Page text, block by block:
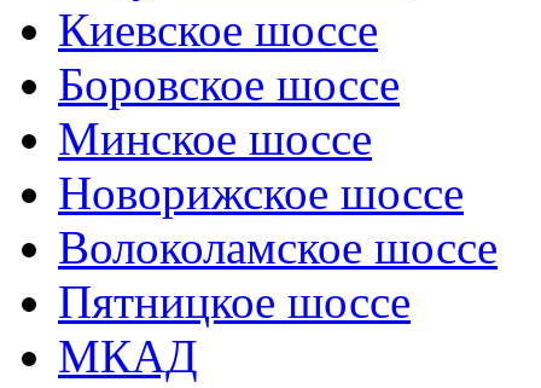
Киевское шоссе
Боровское шоссе
Минское шоссе
Новорижское шоссе
Волоколамское шоссе
Пятницкое шоссе
МКАД